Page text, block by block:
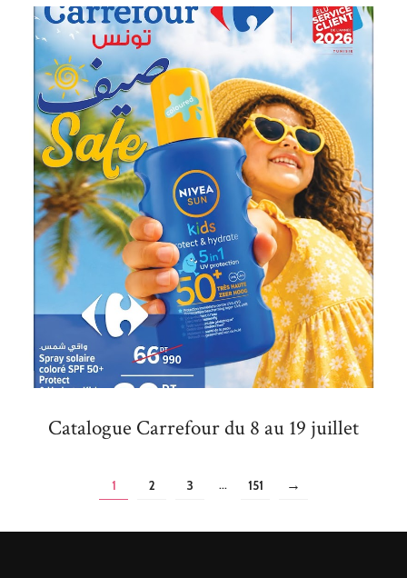
Catalogue Carrefour du 8 au 19 juillet
1 2 3 ... 151